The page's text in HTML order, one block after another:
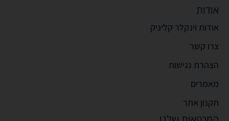
אודות
אודות וינקלר קליניק
צרו קשר
הצהרת נגישות
מאמרים
תקנון אתר